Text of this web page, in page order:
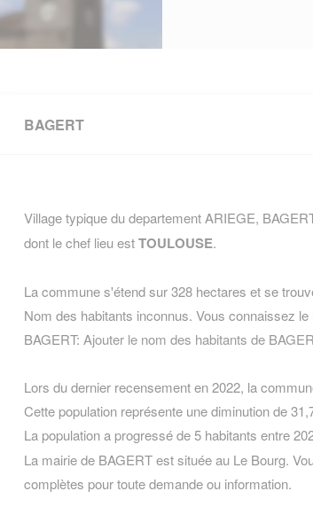
BAGERT
Village typique du departement ARIEGE,
dont le chef lieu estTOULOUSE.
La commune s'étend sur 328 hectares et se
Nom des habitants inconnus. Vous connaissez
BAGERT: Ajouter le nom des habitants de
Lors du dernier recensement en 2022, la
Cette population représente une diminution de
La population a progressé de 5 habitants entre
La mairie de BAGERT est située au Le Bourg.
complètes pour toute demande ou information.